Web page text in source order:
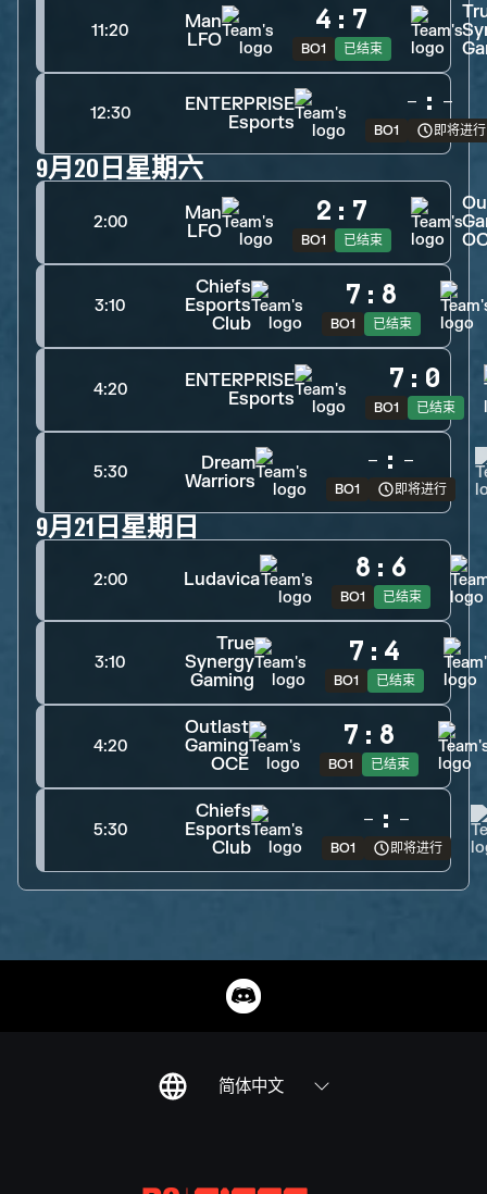
11:20
Man
LFO
4 : 7
BO1 已结束
12:30
ENTERPRISE
Esports
- : -
BO1 即将进行
9月20日星期六
2:00
Man
LFO
2 : 7
BO1 已结束
3:10
Chiefs
Esports
Club
7 : 8
BO1 已结束
4:20
ENTERPRISE
Esports
7 : 0
BO1 已结束
5:30
Dream
Warriors
- : -
BO1 即将进行
9月21日星期日
2:00 Ludavica 8 : 6
BO1 已结束
3:10
True
Synergy
Gaming
7 : 4
BO1 已结束
4:20
Outlast
Gaming
OCE
7 : 8
BO1 已结束
5:30
Chiefs
Esports
Club
- : -
BO1 即将进行
简体中文